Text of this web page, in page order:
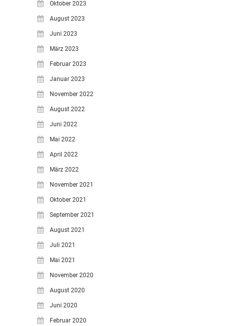
Oktober 2023
August 2023
Juni 2023
März 2023
Februar 2023
Januar 2023
November 2022
August 2022
Juni 2022
Mai 2022
April 2022
März 2022
November 2021
Oktober 2021
September 2021
August 2021
Juli 2021
Mai 2021
November 2020
August 2020
Juni 2020
Februar 2020